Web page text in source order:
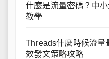
什麼是流量密碼？中
教學
Threads什麼時候流量
效發文策略攻略